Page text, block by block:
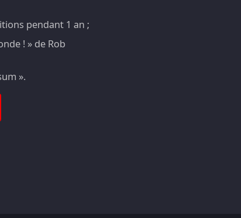
pendant 1 an ;
! » de Rob
».